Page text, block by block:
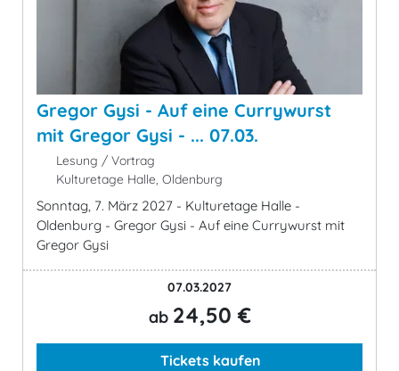
Gregor Gysi - Auf eine Currywurst
mit Gregor Gysi - ... 07.03.
Lesung / Vortrag
Kulturetage Halle, Oldenburg
Sonntag, 7. März 2027 - Kulturetage Halle -
Oldenburg - Gregor Gysi - Auf eine Currywurst mit
Gregor Gysi
07.03.2027
ab 24,50 €
Tickets kaufen